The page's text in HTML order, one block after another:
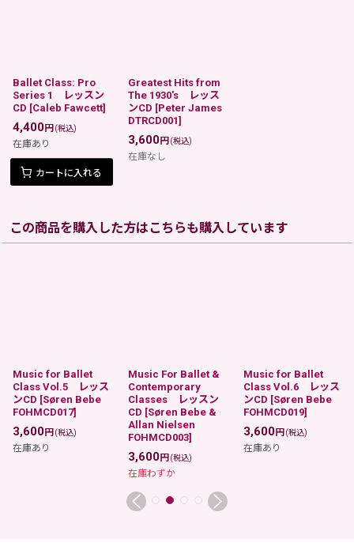
Ballet Class: Pro
Series 1 レッスン
CD [Caleb Fawcett]
4,400円(税込)
在庫あり
カートに入れる
Greatest Hits from
The 1930's レッス
ンCD [Peter James
DTRCD001]
3,600円(税込)
在庫なし
この商品を購入した方はこちらも購入しています
Music for Ballet
Class Vol.5 レッス
ンCD [Søren Bebe
FOHMCD017]
3,600円(税込)
在庫あり
Music For Ballet &
Contemporary
Classes レッスン
CD [Søren Bebe &
Allan Nielsen
FOHMCD003]
3,600円(税込)
在庫わずか
Music for Ballet
Class Vol.6 レッス
ンCD [Søren Bebe
FOHMCD019]
3,600円(税込)
在庫あり